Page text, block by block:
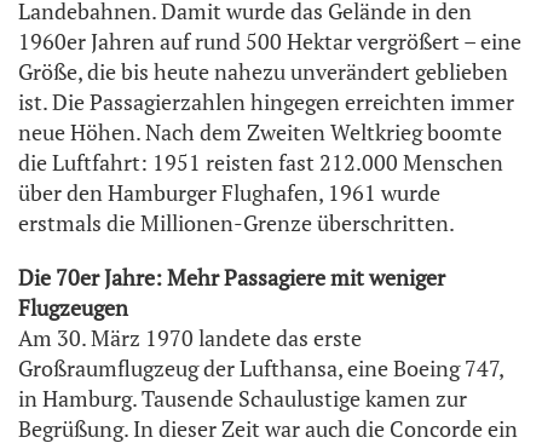
Landebahnen. Damit wurde das Gelände in den
1960er Jahren auf rund 500 Hektar vergrößert – eine
Größe, die bis heute nahezu unverändert geblieben
ist. Die Passagierzahlen hingegen erreichten immer
neue Höhen. Nach dem Zweiten Weltkrieg boomte
die Luftfahrt: 1951 reisten fast 212.000 Menschen
über den Hamburger Flughafen, 1961 wurde
erstmals die Millionen-Grenze überschritten.
Die 70er Jahre: Mehr Passagiere mit weniger
Flugzeugen
Am 30. März 1970 landete das erste
Großraumflugzeug der Lufthansa, eine Boeing 747,
in Hamburg. Tausende Schaulustige kamen zur
Begrüßung. In dieser Zeit war auch die Concorde ein